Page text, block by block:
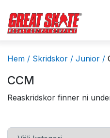
Hem / Skridskor / Junior /
CCM
Reaskridskor finner ni